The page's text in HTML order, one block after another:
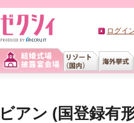
ログイ
アン (国登録有